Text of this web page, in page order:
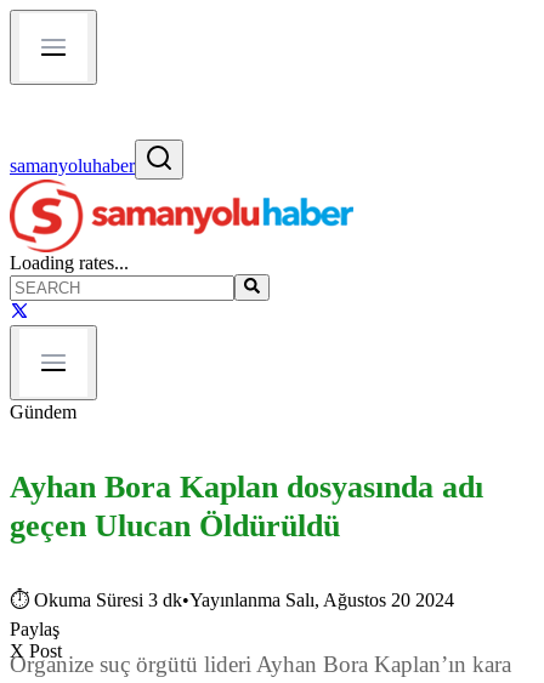
samanyoluhaber
Loading rates...
Gündem
Ayhan Bora Kaplan dosyasında adı
geçen Ulucan Öldürüldü
⏱ Okuma Süresi 3 dk•Yayınlanma Salı, Ağustos 20 2024
Paylaş
X Post
Organize suç örgütü lideri Ayhan Bora Kaplan’ın kara